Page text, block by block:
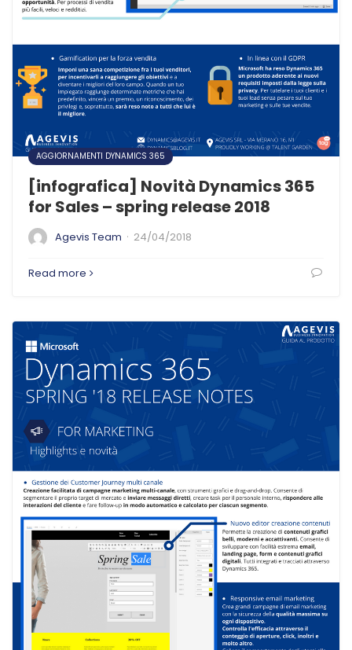
AGGIORNAMENTI DYNAMICS 365
[infografica] Novità Dynamics 365
for Sales – spring release 2018
Agevis Team · 24/04/2018
Read more